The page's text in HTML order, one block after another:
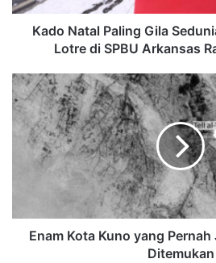
Kado Natal Paling Gila
Lotre di SPBU Arkansas
Enam Kota Kuno yang
Ditemukan